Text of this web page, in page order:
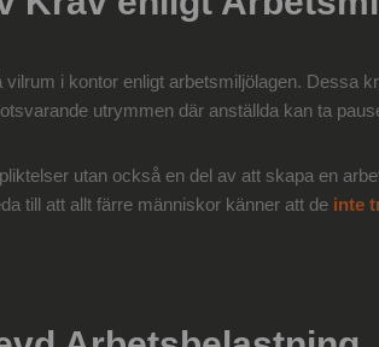
i kontor enligt arbetsmiljölagen. Dessa
utrymmen där anställda kan ta
utan också en del av att skapa en
till att allt färre människor känner att de inte